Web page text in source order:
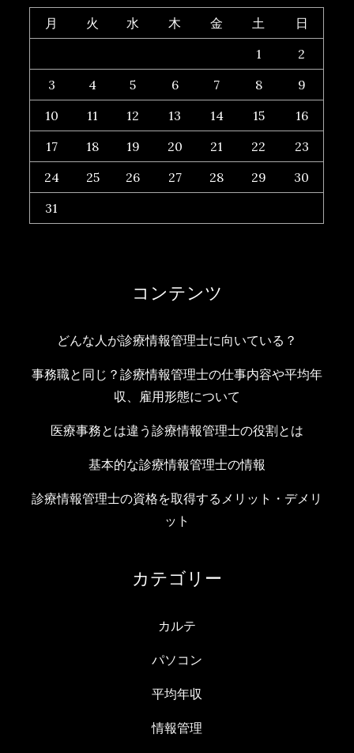
月 火 水 木 金 土
日
1
2
3
4 5 6 7 8
9
10
11 12 13 14 15
16
17
18 19 20 21 22
23
24
25 26 27 28 29
30
31
コンテンツ
どんな人が診療情報管理士に向いている？
事務職と同じ？診療情報管理士の仕事内容や平均年
収、雇用形態について
医療事務とは違う診療情報管理士の役割とは
基本的な診療情報管理士の情報
診療情報管理士の資格を取得するメリット・デメリ
ット
カテゴリー
カルテ
パソコン
平均年収
情報管理